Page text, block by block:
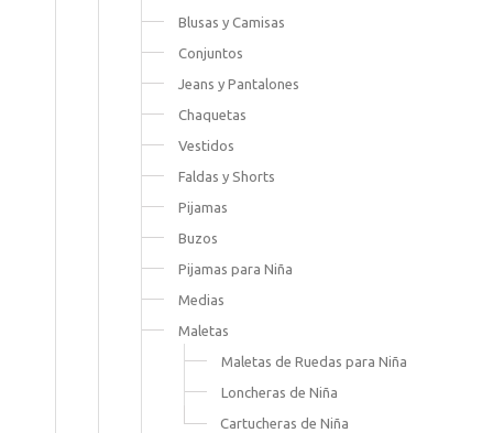
Blusas y Camisas
Conjuntos
Jeans y Pantalones
Chaquetas
Vestidos
Faldas y Shorts
Pijamas
Buzos
Pijamas para Niña
Medias
Maletas
Maletas de Ruedas para Niña
Loncheras de Niña
Cartucheras de Niña